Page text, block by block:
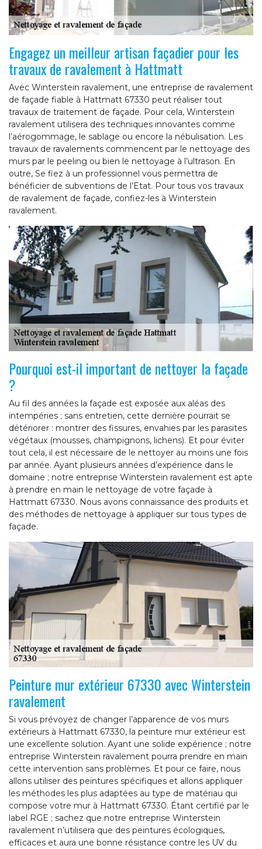
Engagez un meilleur artisan façadier pour les
travaux de ravalement à Hattmatt
Avec Winterstein ravalement, une entreprise de ravalement
de façade fiable à Hattmatt 67330 peut réaliser tout
travaux de traitement de façade. Pour cela, Winterstein
ravalement utilisera des techniques innovantes comme
l’aérogommage, le sablage ou encore la nébulisation. Les
travaux de ravalements commencent par le nettoyage des
murs par le peeling ou bien le nettoyage à l’ultrason. En
outre, Se fiez à un professionnel vous permettra de
bénéficier de subventions de l’Etat. Pour tous vos travaux
de ravalement de façade, confiez-les à Winterstein
ravalement.
Pourquoi est-il important de nettoyer la façade
?
Au fil des années la façade est exposée aux aléas des
intempéries ; sans entretien, cette dernière pourrait se
détériorer : montrer des fissures, envahies par les parasites
végétaux (mousses, champignons, lichens). Et pour éviter
tout cela, il est nécessaire de le nettoyer au moins une fois
par année. Ayant plusieurs années d’expérience dans le
domaine ; notre entreprise Winterstein ravalement est apte
à prendre en main le nettoyage de votre façade à
Hattmatt 67330. Nous avons connaissance des produits et
des méthodes de nettoyage à appliquer sur tous types de
façade.
Peinture mur extérieur 67330 avec Winterstein
ravalement
Si vous prévoyez de changer l’apparence de vos murs
extérieurs à Hattmatt 67330, la peinture mur extérieur est
une excellente solution. Ayant une solide expérience ; notre
entreprise Winterstein ravalement pourra prendre en main
cette intervention sans problèmes. Et pour ce faire, nous
allons utiliser des peintures spécifiques et allons appliquer
les méthodes les plus adaptées au type de matériau qui
compose votre mur à Hattmatt 67330. Étant certifié par le
label RGE ; sachez que notre entreprise Winterstein
ravalement n’utilisera que des peintures écologiques,
efficaces et aura une bonne résistance contre les UV du